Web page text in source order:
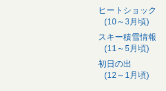
ヒートショック
(10～3月頃)
スキー積雪情報
(11～5月頃)
初日の出
(12～1月頃)